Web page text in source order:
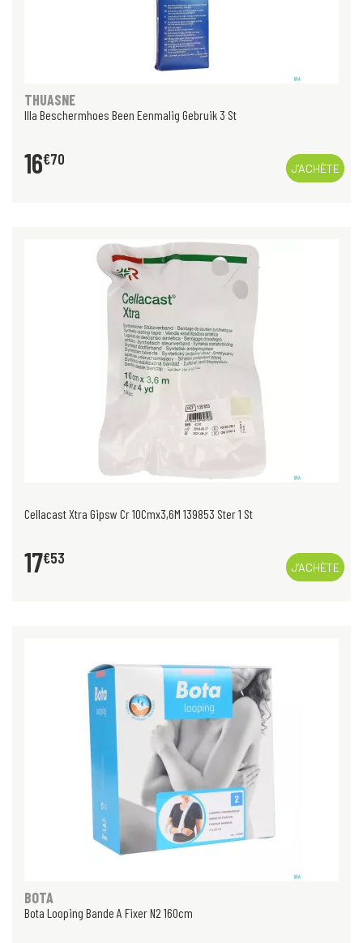
THUASNE
Illa Beschermhoes Been Eenmalig Gebruik 3 St
16€70
J’ACHÈTE
Cellacast Xtra Gipsw Cr 10Cmx3,6M 139853 Ster 1 St
17€53
J’ACHÈTE
BOTA
Bota Looping Bande A Fixer N2 160cm